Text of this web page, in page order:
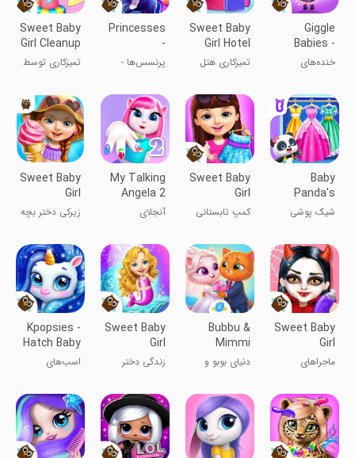
Giggle
Babies -
Toddler
خنده‌های
مراقبت از کودک
Sweet Baby
Girl Hotel
Cleanup
تمیزکاری هتل
بچه
Princesses
-
Enchanted
Castle
پرنسس‌ها -
Sweet Baby
Girl Cleanup
4
تمیزکاری توسط
دوست‌داشتنی
۴
Baby
Panda's
Fashion
Dress Up
شیک پوشی
Sweet Baby
Girl
Summer
Camp
کمپ تابستانی
دوست‌داشتنی
My Talking
Angela 2
آنجلای
Sweet Baby
Girl
Summer
Fun
زیرکی دختر بچه
Sweet Baby
Girl
Halloween
Fun
ماجراهای
بچه بامزه
Bubbu &
Mimmi
World
دنیای بوبو و
Sweet Baby
Girl
Mermaid
Life
زندگی دختر
Kpopsies -
Hatch Baby
Unicorns
اسب‌های
کی‌پاپ